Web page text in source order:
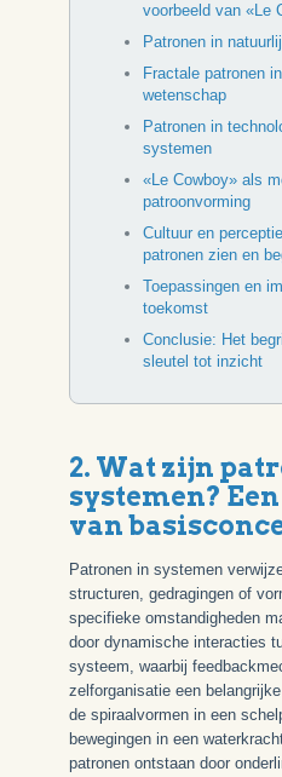
voorbeeld van «Le
Patronen in
Fractale patronen
wetenschap
Patronen in
systemen
«Le Cowboy» als
patroonvorming
Cultuur en
patronen zien en
Toepassingen en
toekomst
Conclusie: Het
sleutel tot inzicht
2. Wat zijn
systemen?
van
Patronen in systemen
structuren, gedragingen of
specifieke omstandigheden
door dynamische interacties
systeem, waarbij
zelforganisatie een
de spiraalvormen in een
bewegingen in een
patronen ontstaan door